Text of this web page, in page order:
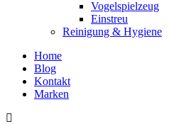
Vogelspielzeug
Einstreu
Reinigung & Hygiene
Home
Blog
Kontakt
Marken